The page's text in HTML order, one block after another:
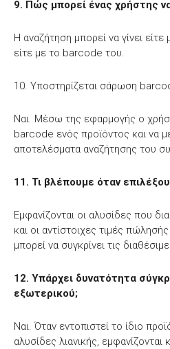
9. Πώς μπορεί ένας χρήστης
Η αναζήτηση μπορεί να γίνει
είτε με το barcode του.
10. Υποστηρίζεται σάρωση
Ναι. Μέσω της εφαρμογής ο
barcode ενός προϊόντος και να
αποτελέσματα αναζήτησης του
11. Τι βλέπουμε όταν
Εμφανίζονται οι αλυσίδες που
και οι αντίστοιχες τιμές
μπορεί να συγκρίνει τις
12. Υπάρχει δυνατότητα
εξωτερικού;
Ναι. Όταν εντοπιστεί το ίδιο
αλυσίδες λιανικής, εμφανίζονται